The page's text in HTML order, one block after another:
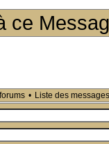
ce
• Liste des messages